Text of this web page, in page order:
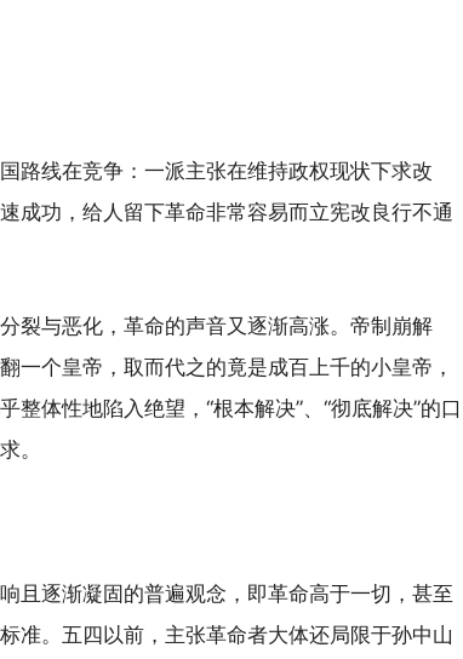
路线在竞争：一派主张在维持政权现状下求改
成功，给人留下革命非常容易而立宪改良行不通
裂与恶化，革命的声音又逐渐高涨。帝制崩解
一个皇帝，取而代之的竟是成百上千的小皇帝，
体性地陷入绝望，“根本解决”、“彻底解决”的口
。
且逐渐凝固的普遍观念，即革命高于一切，甚至
准。五四以前，主张革命者大体还局限于孙中山